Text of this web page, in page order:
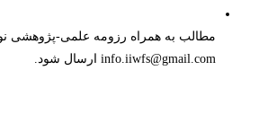
مطالب به همراه رزومه علمی-پژوهشی
info.iiwfs@gmail.com ارسال شود.